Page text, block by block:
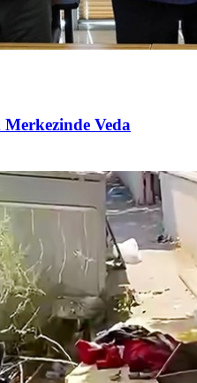
Veda